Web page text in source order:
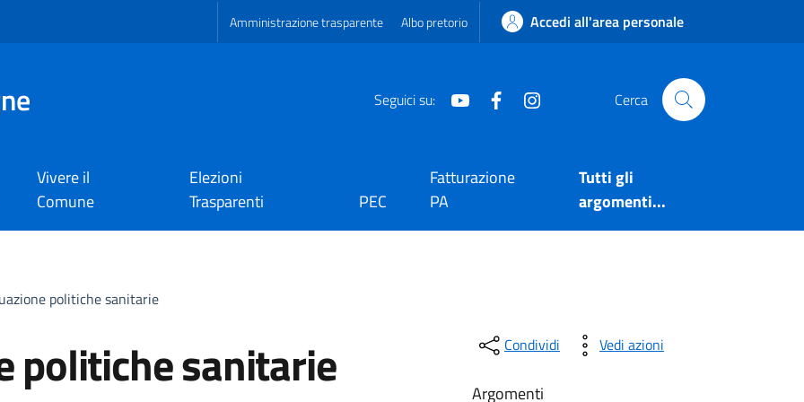
Amministrazione trasparente Albo pretorio Accedi all'area personale
Seguici su: Youtube Facebook Cerca
Vivere il
Comune
Elezioni
Trasparenti
PEC
Fatturazione
PA
Tutti gli
argomenti...
politiche sanitarie
politiche sanitarie Condividi Vedi azioni
Argomenti